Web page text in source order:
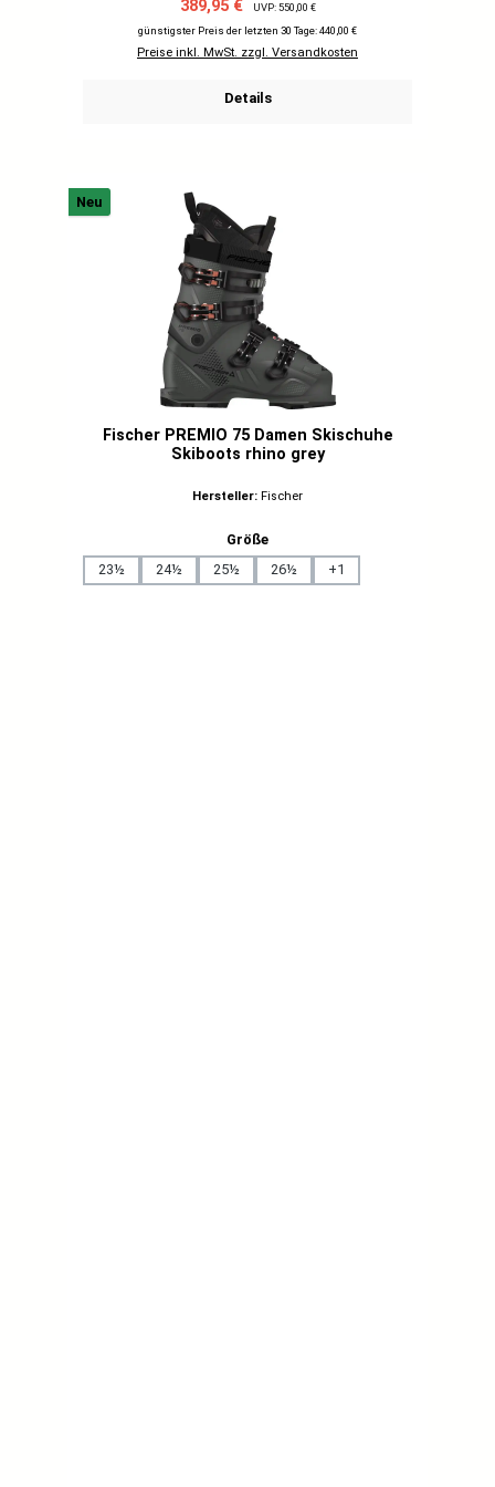
Verkaufspreis:
389,95 €
UVP: 550,00 €
günstigster Preis der letzten 30 Tage: 440,00 €
Preise inkl. MwSt. zzgl. Versandkosten
Details
Neu
Fischer PREMIO 75 Damen Skischuhe
Skiboots rhino grey
Hersteller: Fischer
Größeauswählen
23½
24½ 25½ 26½ +1